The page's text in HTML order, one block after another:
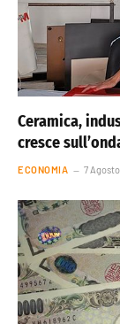
Ceramica,
cresce
ECONOMIA 7